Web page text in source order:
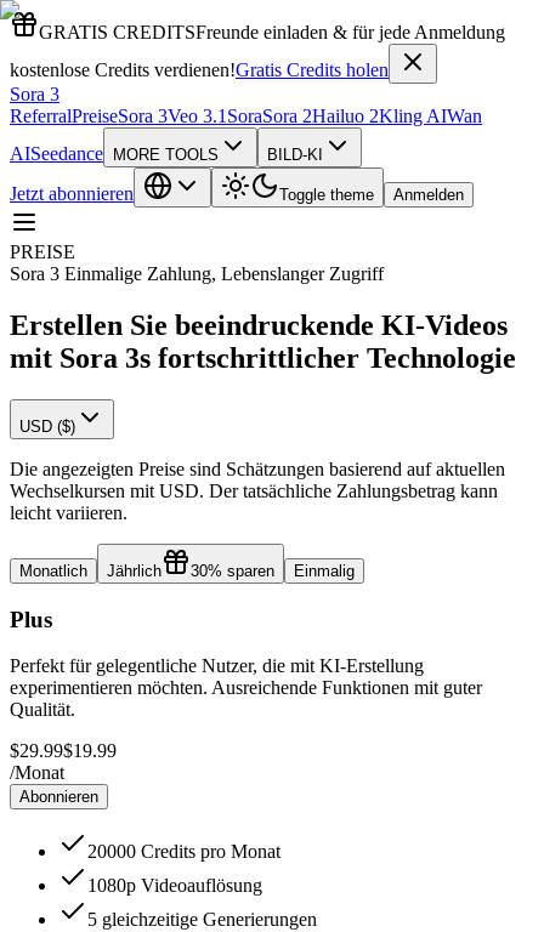
GRATIS CREDITSFreunde einladen & für jede Anmeldung
kostenlose Credits verdienen!Gratis Credits holen
Sora 3
ReferralPreiseSora 3Veo 3.1 SoraSora 2Hailuo 2Kling AIWan
AISeedance MORE TOOLS BILD-KI
Jetzt abonnieren Toggle theme Anmelden
PREISE
Sora 3 Einmalige Zahlung, Lebenslanger Zugriff
Erstellen Sie beeindruckende KI-Videos
mit Sora 3s fortschrittlicher Technologie
USD ($)
Die angezeigten Preise sind Schätzungen basierend auf aktuellen
Wechselkursen mit USD. Der tatsächliche Zahlungsbetrag kann
leicht variieren.
Monatlich Jährlich 30% sparen Einmalig
Plus
Perfekt für gelegentliche Nutzer, die mit KI-Erstellung
experimentieren möchten. Ausreichende Funktionen mit guter
Qualität.
$29.99$19.99
/Monat
Abonnieren
20000 Credits pro Monat
1080p Videoauflösung
5 gleichzeitige Generierungen